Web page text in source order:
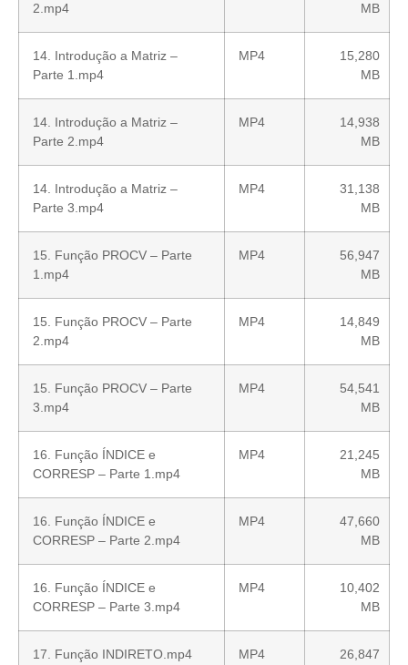
2.mp4
MB
14. Introdução a Matriz –
Parte 1.mp4
MP4
15,280
MB
14. Introdução a Matriz –
Parte 2.mp4
MP4
14,938
MB
14. Introdução a Matriz –
Parte 3.mp4
MP4
31,138
MB
15. Função PROCV – Parte
1.mp4
MP4
56,947
MB
15. Função PROCV – Parte
2.mp4
MP4
14,849
MB
15. Função PROCV – Parte
3.mp4
MP4
54,541
MB
16. Função ÍNDICE e
CORRESP – Parte 1.mp4
MP4
21,245
MB
16. Função ÍNDICE e
CORRESP – Parte 2.mp4
MP4
47,660
MB
16. Função ÍNDICE e
CORRESP – Parte 3.mp4
MP4
10,402
MB
17. Função INDIRETO.mp4 MP4
26,847